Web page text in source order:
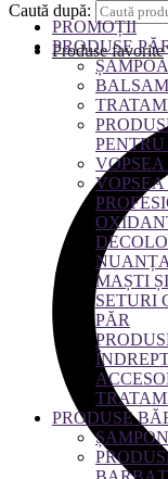
Caută după:
Produse favorite
PROMOȚII
PRODUSE
PENTRU
MAȘTI
SETURI
PĂR
PRODUSE